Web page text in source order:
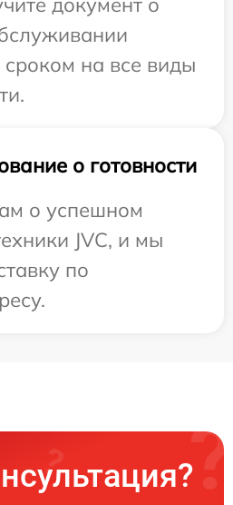
сроком на все виды
о готовности
о успешном
JVC, и мы
по